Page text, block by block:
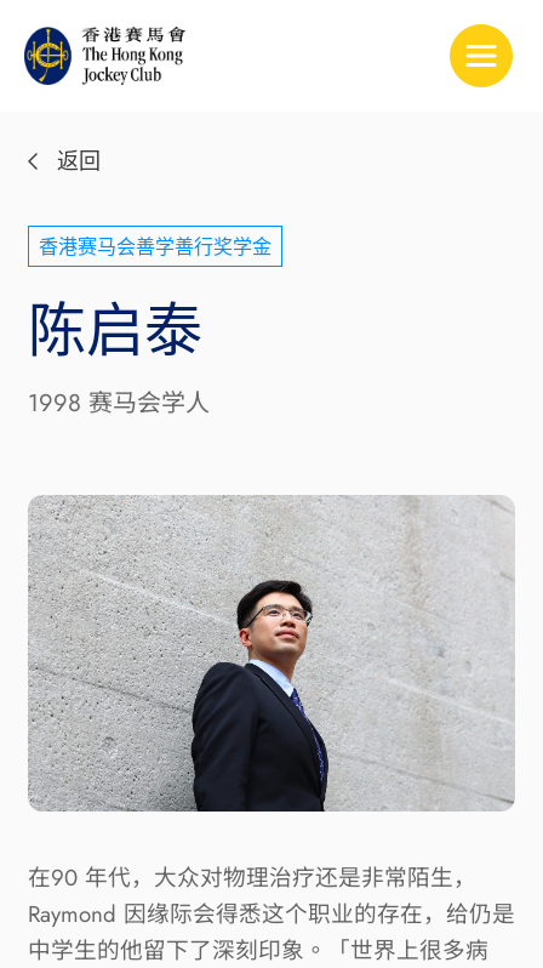
返回
香港赛马会善学善行奖学金
陈启泰
1998 赛马会学人
在90 年代，大众对物理治疗还是非常陌生，
Raymond 因缘际会得悉这个职业的存在，给仍是
中学生的他留下了深刻印象。「世界上很多病